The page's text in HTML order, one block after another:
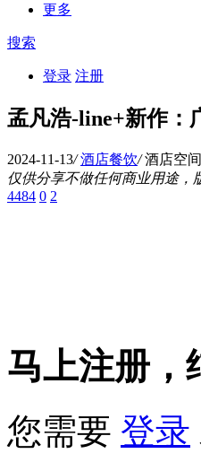
更多
搜索
登录 注册
孟凡浩-line+新作：
2024-11-13/ 酒店餐饮/ 酒店空间
仅供分享不做任何商业用途，
4484 0 2
马上注册，
您需要 登录